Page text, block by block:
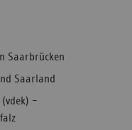
Saarbrücken
Saarland
–